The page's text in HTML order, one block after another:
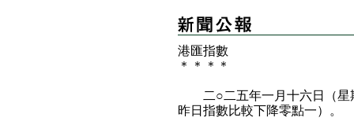
港匯指數
＊
＊ ＊ ＊
二○二五年一月十六日（星
昨日指數比較下降零點一）。